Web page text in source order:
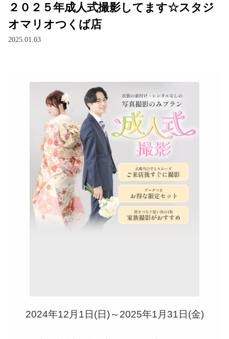
２０２５年成人式撮影してます☆スタジ
オマリオつくば店
2025.01.03
2024年12月1日(日)～2025年1月31日(金)